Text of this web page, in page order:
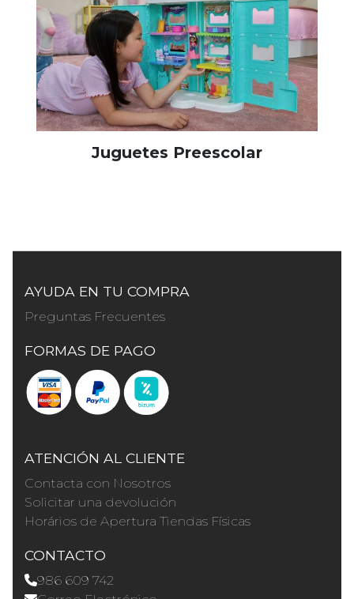
Juguetes Preescolar
AYUDA EN TU COMPRA
Preguntas Frecuentes
FORMAS DE PAGO
ATENCIÓN AL CLIENTE
Contacta con Nosotros
Solicitar una devolución
Horários de Apertura Tiendas Físicas
CONTACTO
986 609 742